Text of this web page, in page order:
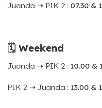
Juanda ➝ PIK 2 : 07.30 &
🗓 Weekend
Juanda ➝ PIK 2 : 10.00 &
PIK 2 ➝ Juanda : 13.00 &